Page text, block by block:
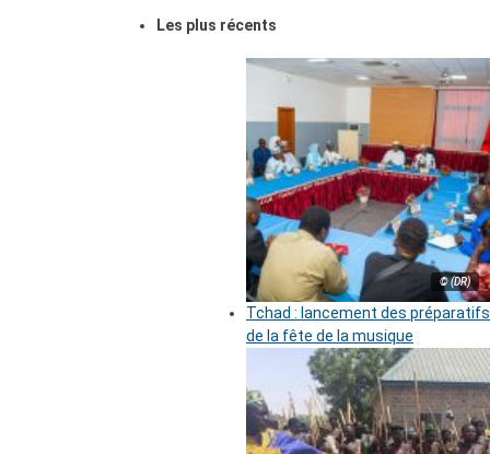
Les plus récents
© (DR)
Tchad : lancement des préparatifs
de la fête de la musique